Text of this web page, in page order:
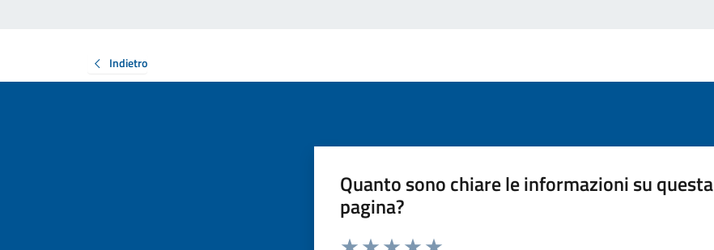
Indietro
Quanto sono chiare le informazioni su questa
pagina?
Valuta da 1 a 5 stelle la pagina